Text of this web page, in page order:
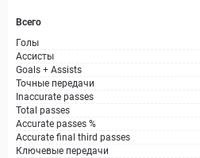
Всего
Голы
Ассисты
Goals + Assists
Точные передачи
Inaccurate passes
Total passes
Accurate passes %
Accurate final third passes
Ключевые передачи